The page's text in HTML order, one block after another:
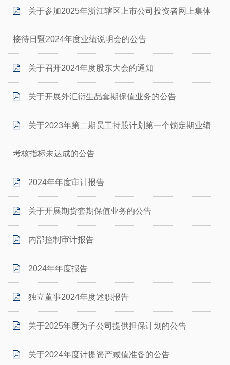
关于参加2025年浙江辖区上市公司投资者网上集体
接待日暨2024年度业绩说明会的公告
关于召开2024年度股东大会的通知
关于开展外汇衍生品套期保值业务的公告
关于2023年第二期员工持股计划第一个锁定期业绩
考核指标未达成的公告
2024年年度审计报告
关于开展期货套期保值业务的公告
内部控制审计报告
2024年年度报告
独立董事2024年度述职报告
关于2025年度为子公司提供担保计划的公告
关于2024年度计提资产减值准备的公告